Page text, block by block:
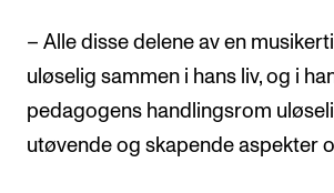
– Alle disse delene av en
uløselig sammen i hans liv, og i
pedagogens handlingsrom
utøvende og skapende aspekter